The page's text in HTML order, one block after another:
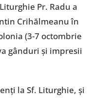
Pr. Radu a
Crihălmeanu în
(3-7 octombrie
gânduri și impresii
la Sf. Liturghie, și